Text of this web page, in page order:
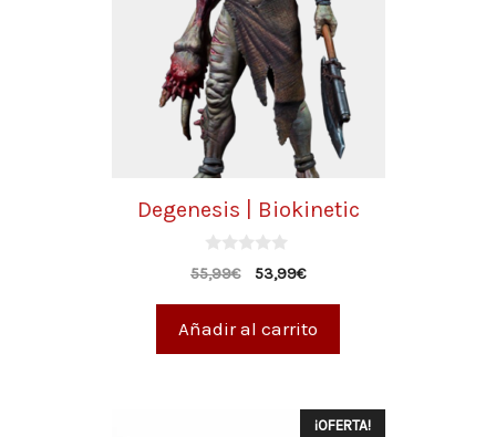
Degenesis | Biokinetic
0
d
55,99€ 53,99€
Añadir al carrito
¡OFERTA!